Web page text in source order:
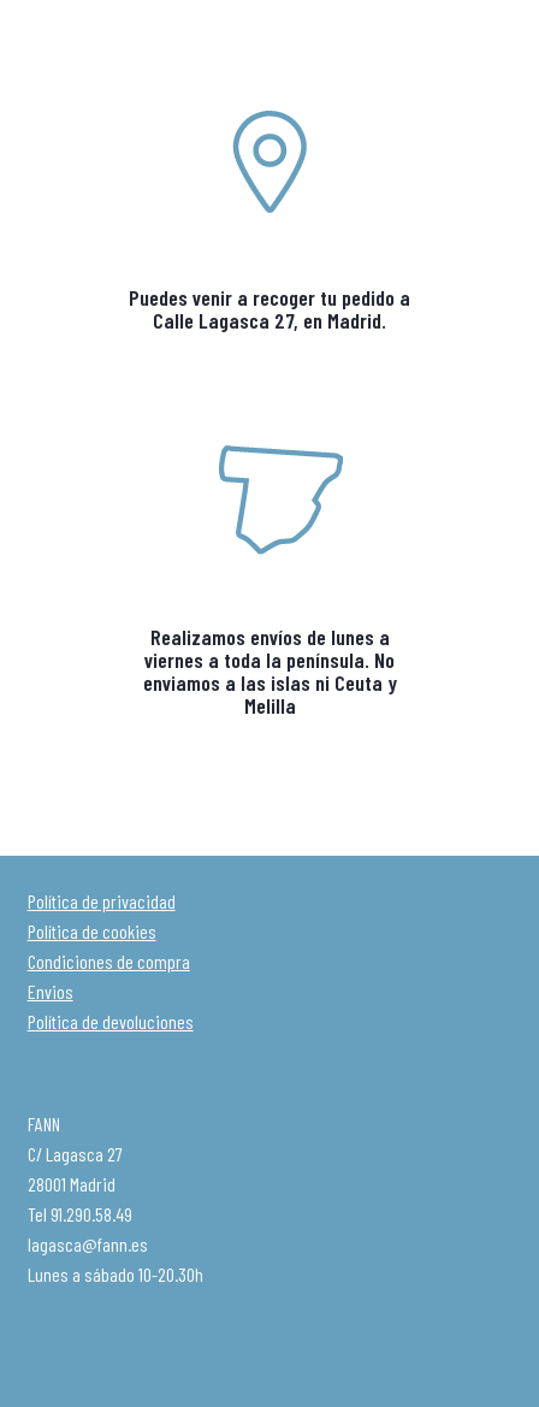
Puedes venir a recoger tu pedido a
Calle Lagasca 27, en Madrid.
Realizamos envíos de lunes a
viernes a toda la península. No
enviamos a las islas ni Ceuta y
Melilla
Política de privacidad
Política de cookies
Condiciones de compra
Envios
Política de devoluciones
FANN
C/ Lagasca 27
28001 Madrid
Tel 91.290.58.49
lagasca@fann.es
Lunes a sábado 10-20.30h